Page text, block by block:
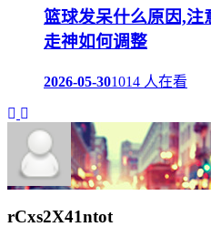
篮球发呆什么原因,注
走神如何调整
2026-05-301014 人在看
rCxs2X41ntot